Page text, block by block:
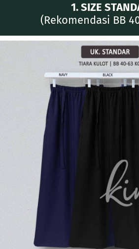
1. SIZE
(Rekomendasi BB